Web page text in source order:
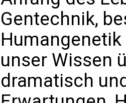
Gentechnik,
unser Wissen
dramatisch